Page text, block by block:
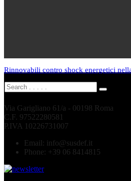
Rinnovabili contro shock energetici
Via Garigliano 61/a - 00198 Roma
C.F. 97522280581
P.IVA 10226731007
Email: info@susdef.it
Phone: +39 06 8414815